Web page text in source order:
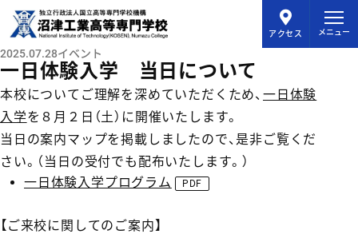
アクセス メニュー
一日体験入学 当日について
2025.07.28イベント
本校についてご理解を深めていただくため、 一日体験
入学を８月２日（土）に開催いたします。
当日の案内マップを掲載しましたので、是非ご覧くだ
さい。（当日の受付でも配布いたします。）
一日体験入学プログラム
【ご来校に関してのご案内】